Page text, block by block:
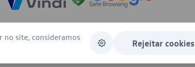
no site, consideramos
Rejeitar cookies